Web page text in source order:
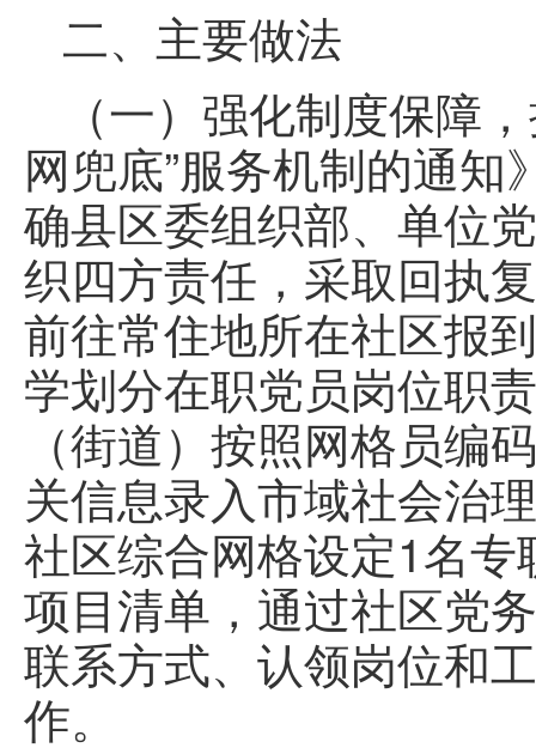
二、主要做法
（一）强化制度保障
网兜底”服务机制的通
确县区委组织部、单位
织四方责任，采取回执
前往常住地所在社区报
学划分在职党员岗位职
（街道）按照网格员编
关信息录入市域社会治
社区综合网格设定1名
项目清单，通过社区党
联系方式、认领岗位和
作。